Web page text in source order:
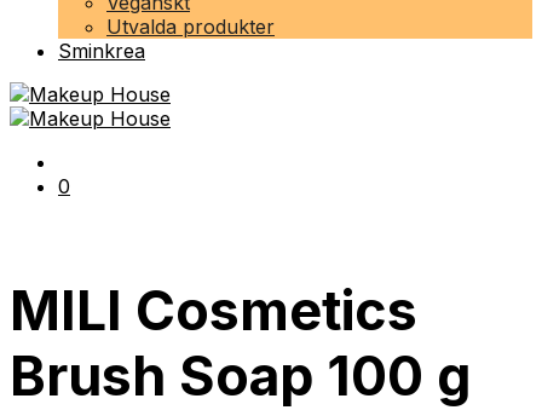
Utvalda produkter
Sminkrea
0
MILI Cosmetics
Brush Soap 100 g